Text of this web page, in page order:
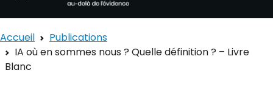
Ouvrir la navigation principale
Accueil
Publications
IA où en sommes nous ? Quelle définition ? – Livre
Blanc